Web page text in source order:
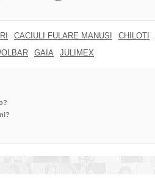
CACIULI FULARE MANUSI CHILOTI
GAIA JULIMEX